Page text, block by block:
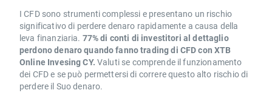
I CFD sono strumenti complessi e presentano un rischio
significativo di perdere denaro rapidamente a causa della
leva finanziaria. 77% di conti di investitori al dettaglio
perdono denaro quando fanno trading di CFD con XTB
Online Invesing CY. Valuti se comprende il funzionamento
dei CFD e se può permettersi di correre questo alto rischio di
perdere il Suo denaro.